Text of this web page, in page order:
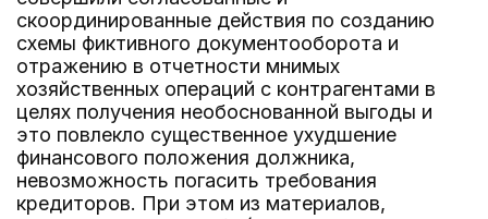
скоординированные действия по созданию
схемы фиктивного документооборота и
отражению в отчетности мнимых
хозяйственных операций с контрагентами в
целях получения необоснованной выгоды и
это повлекло существенное ухудшение
финансового положения должника,
невозможность погасить требования
кредиторов. При этом из материалов,